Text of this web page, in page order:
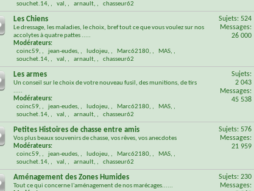
souchet.14, val , arnault, chasseur62
Les Chiens
Le dressage, les maladies, le choix, bref tout ce que vous voulez sur nos
accolytes à quatre pattes .....
Modérateurs:
coinc59, jean-eudes, ludojeu, Marc62180, MAS,
souchet.14, val , arnault, chasseur62
Sujets: 524
Messages:
26 000
Les armes
Un conseil sur le choix de votre nouveau fusil, des munitions, de tirs
.....
Modérateurs:
coinc59, jean-eudes, ludojeu, Marc62180, MAS,
souchet.14, val , arnault, chasseur62
Sujets:
2 043
Messages:
45 538
Petites Histoires de chasse entre amis
Vos plus beaux souvenirs de chasse, vos rêves, vos anecdotes
Modérateurs:
coinc59, jean-eudes, ludojeu, Marc62180, MAS,
souchet.14, val , arnault, chasseur62
Sujets: 576
Messages:
21 959
Aménagement des Zones Humides
Tout ce qui concerne l'aménagement de nos marécages......
Sujets: 230
Messages: